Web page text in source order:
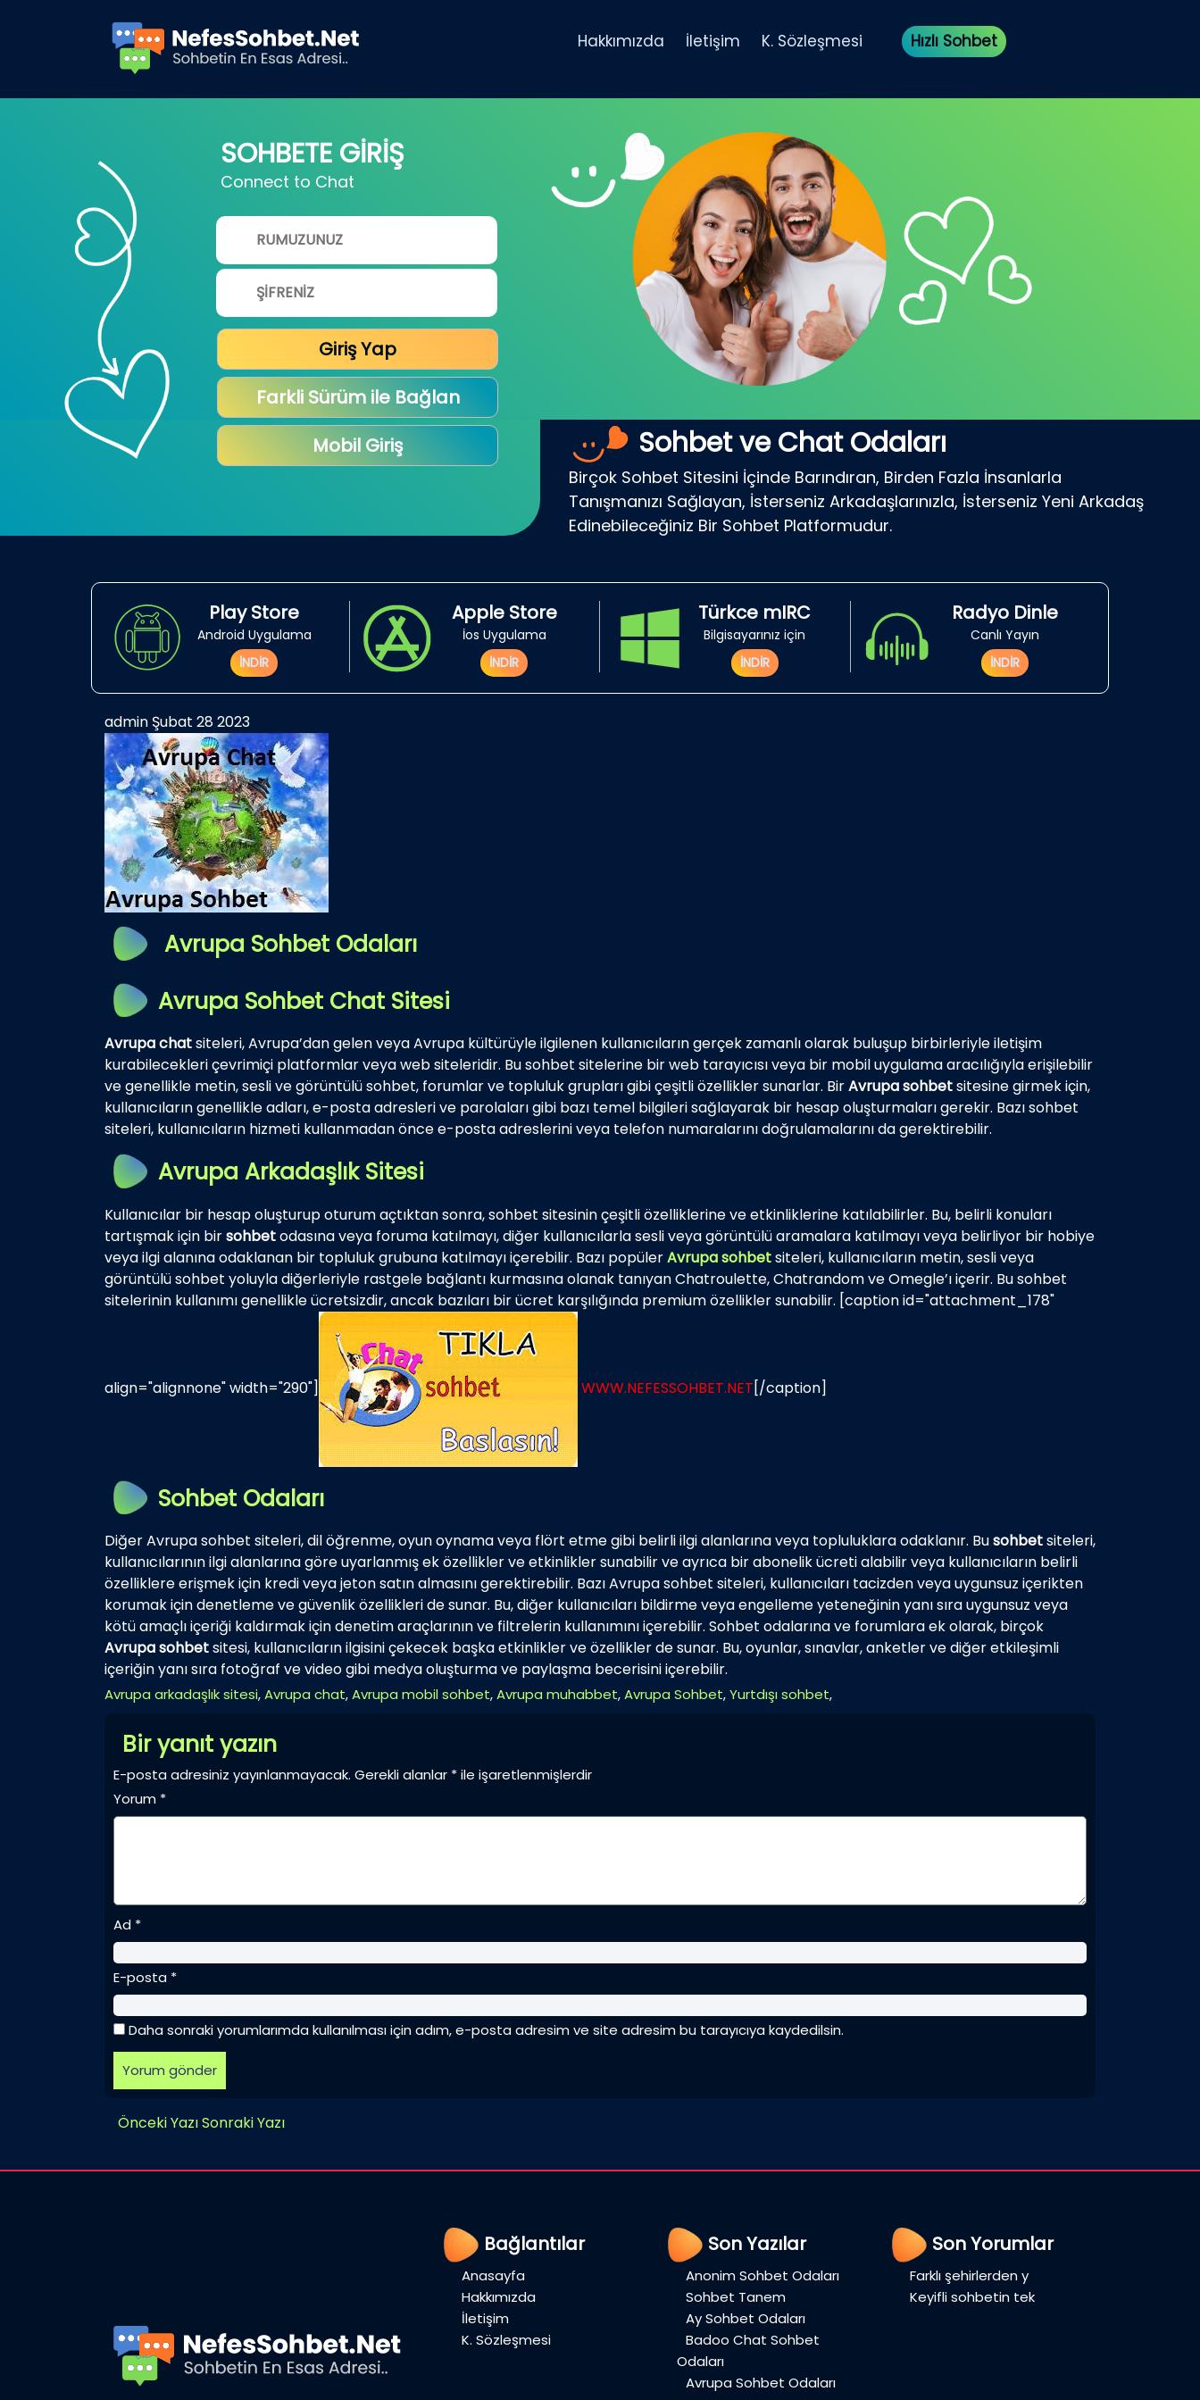
Hakkımızda İletişim K. Sözleşmesi Hızlı Sohbet
SOHBETE GİRİŞ
Connect to Chat
Giriş Yap
Farkli Sürüm ile Bağlan
Mobil Giriş
Sohbet ve Chat Odaları
Birçok Sohbet Sitesini İçinde Barındıran, Birden Fazla İnsanlarla
Tanışmanızı Sağlayan, İsterseniz Arkadaşlarınızla, İsterseniz Yeni Arkadaş
Edinebileceğiniz Bir Sohbet Platformudur.
Play Store
Android Uygulama
İNDİR
Apple Store
İos Uygulama
İNDİR
Türkce mIRC
Bilgisayarınız için
İNDİR
Radyo Dinle
Canlı Yayın
İNDİR
admin Şubat 28 2023
Avrupa Sohbet Odaları
Avrupa Sohbet Chat Sitesi
Avrupa chatsiteleri, Avrupa’dan gelen veya Avrupa kültürüyle ilgilenen kullanıcıların gerçek zamanlı olarak buluşup birbirleriyle iletişim
kurabilecekleri çevrimiçi platformlar veya web siteleridir. Bu sohbet sitelerine bir web tarayıcısı veya bir mobil uygulama aracılığıyla erişilebilir
ve genellikle metin, sesli ve görüntülü sohbet, forumlar ve topluluk grupları gibi çeşitli özellikler sunarlar. BirAvrupa sohbetsitesine girmek için,
kullanıcıların genellikle adları, e-posta adresleri ve parolaları gibi bazı temel bilgileri sağlayarak bir hesap oluşturmaları gerekir. Bazı sohbet
siteleri, kullanıcıların hizmeti kullanmadan önce e-posta adreslerini veya telefon numaralarını doğrulamalarını da gerektirebilir.
Avrupa Arkadaşlık Sitesi
Kullanıcılar bir hesap oluşturup oturum açtıktan sonra, sohbet sitesinin çeşitli özelliklerine ve etkinliklerine katılabilirler. Bu, belirli konuları
tartışmak için birsohbetodasına veya foruma katılmayı, diğer kullanıcılarla sesli veya görüntülü aramalara katılmayı veya belirliyor bir hobiye
veya ilgi alanına odaklanan bir topluluk grubuna katılmayı içerebilir. Bazı popülerAvrupa sohbetsiteleri, kullanıcıların metin, sesli veya
görüntülü sohbet yoluyla diğerleriyle rastgele bağlantı kurmasına olanak tanıyan Chatroulette, Chatrandom ve Omegle’ı içerir. Bu sohbet
sitelerinin kullanımı genellikle ücretsizdir, ancak bazıları bir ücret karşılığında premium özellikler sunabilir. [caption id="attachment_178"
align="alignnone" width="290"] WWW.NEFESSOHBET.NET[/caption]
Sohbet Odaları
Diğer Avrupa sohbet siteleri, dil öğrenme, oyun oynama veya flört etme gibi belirli ilgi alanlarına veya topluluklara odaklanır. Busohbetsiteleri,
kullanıcılarının ilgi alanlarına göre uyarlanmış ek özellikler ve etkinlikler sunabilir ve ayrıca bir abonelik ücreti alabilir veya kullanıcıların belirli
özelliklere erişmek için kredi veya jeton satın almasını gerektirebilir. Bazı Avrupa sohbet siteleri, kullanıcıları tacizden veya uygunsuz içerikten
korumak için denetleme ve güvenlik özellikleri de sunar. Bu, diğer kullanıcıları bildirme veya engelleme yeteneğinin yanı sıra uygunsuz veya
kötü amaçlı içeriği kaldırmak için denetim araçlarının ve filtrelerin kullanımını içerebilir. Sohbet odalarına ve forumlara ek olarak, birçok
Avrupa sohbetsitesi, kullanıcıların ilgisini çekecek başka etkinlikler ve özellikler de sunar. Bu, oyunlar, sınavlar, anketler ve diğer etkileşimli
içeriğin yanı sıra fotoğraf ve video gibi medya oluşturma ve paylaşma becerisini içerebilir.
Avrupa arkadaşlık sitesi,Avrupa chat,Avrupa mobil sohbet,Avrupa muhabbet,Avrupa Sohbet,Yurtdışı sohbet,
Bir yanıt yazın
E-posta adresiniz yayınlanmayacak. Gerekli alanlar *ile işaretlenmişlerdir
Yorum *
Ad *
E-posta *
Daha sonraki yorumlarımda kullanılması için adım, e-posta adresim ve site adresim bu tarayıcıya kaydedilsin.
Önceki YazıSonraki Yazı
Bağlantılar
Anasayfa
Hakkımızda
İletişim
K. Sözleşmesi
Son Yazılar
Anonim Sohbet Odaları
Sohbet Tanem
Ay Sohbet Odaları
Badoo Chat Sohbet
Odaları
Avrupa Sohbet Odaları
Son Yorumlar
Farklı şehirlerden y
Keyifli sohbetin tek